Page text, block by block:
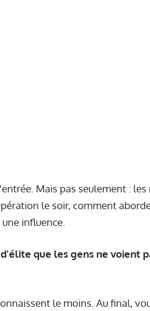
Mais pas seulement :
le soir, comment
influence.
que les gens ne voient
le moins. Au final,